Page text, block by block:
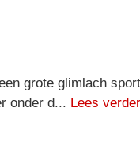
grote glimlach
onder d... Lees verder